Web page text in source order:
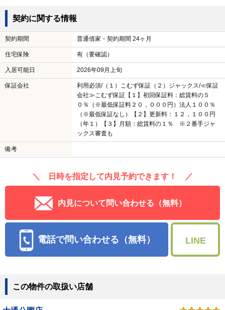
契約に関する情報
契約期間 普通借家・契約期間 24ヶ月
住宅保険 有（要確認）
入居可能日 2026年09月上旬
保証会社
利用必須/（１）こむず保証（２）ジャックス/≪保証
会社≫こむず保証【１】初回保証料：総賃料の５
０％（※最低保証料２０，０００円）法人１００％
（※最低保証なし）【２】更新料：１２，１００円
（年１）【３】月額：総賃料の１％ ※２番手ジャ
ックス審査も
備考
＼ 日時を指定して内見予約できます！ ／
内見について問い合わせる（無料）
電話で問い合わせる（無料） LINE
この物件の取扱い店舗